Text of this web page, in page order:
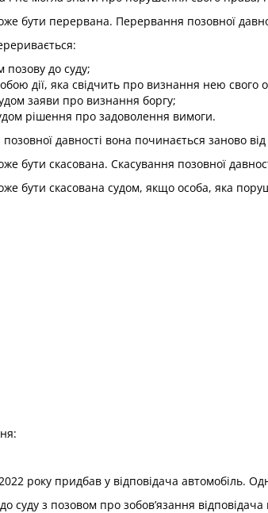
бути перервана. Перервання позовної
позову до суду;
дії, яка свідчить про визнання нею свого
заяви про визнання боргу;
рішення про задоволення вимоги.
давності вона починається заново
бути скасована. Скасування позовної
бути скасована судом, якщо особа, яка
року придбав у відповідача автомобіль.
суду з позовом про зобов’язання